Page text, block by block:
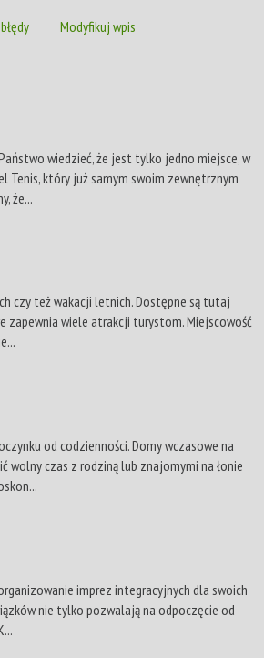
Modyfikuj wpis
wiedzieć, że jest tylko jedno miejsce, w
Tenis, który już samym swoim zewnętrznym
że...
czy też wakacji letnich. Dostępne są tutaj
wiele atrakcji turystom. Miejscowość
od codzienności. Domy wczasowe na
wolny czas z rodziną lub znajomymi na łonie
imprez integracyjnych dla swoich
nie tylko pozwalają na odpoczęcie od